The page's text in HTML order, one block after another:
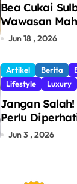
Bea Cukai
Wawasan
Politeknik
dan
Ilegal
Jun 18 , 2026
Artikel Berita
Lifestyle
Luxury
Jangan
Perlu
Pasang Big
Jun 3 , 2026